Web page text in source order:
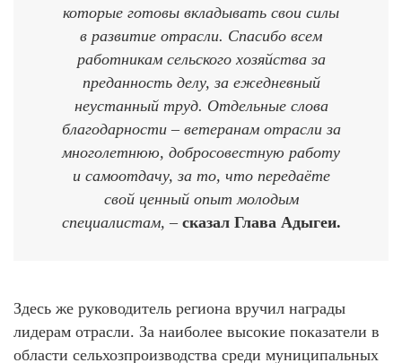
которые готовы вкладывать свои силы
в развитие отрасли. Спасибо всем
работникам сельского хозяйства за
преданность делу, за ежедневный
неустанный труд. Отдельные слова
благодарности – ветеранам отрасли за
многолетнюю, добросовестную работу
и самоотдачу, за то, что передаёте
свой ценный опыт молодым
специалистам, – сказал Глава Адыгеи.
Здесь же руководитель региона вручил награды
лидерам отрасли. За наиболее высокие показатели в
области сельхозпроизводства среди муниципальных